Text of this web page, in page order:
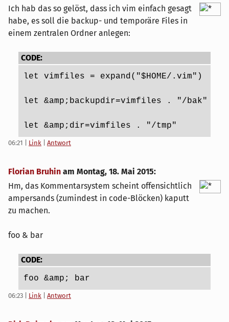
Ich hab das so gelöst, dass ich vim einfach gesagt
habe, es soll die backup- und temporäre Files in
einem zentralen Ordner anlegen:
CODE:
let vimfiles = expand("$HOME/.vim")
let &amp;backupdir=vimfiles . "/bak"
let &amp;dir=vimfiles . "/tmp"
06:21 Link Antwort
Florian Bruhin am Montag, 18. Mai 2015:
Hm, das Kommentarsystem scheint offensichtlich
ampersands (zumindest in code-Blöcken) kaputt
zu machen.
foo & bar
CODE:
foo &amp; bar
06:23 Link Antwort